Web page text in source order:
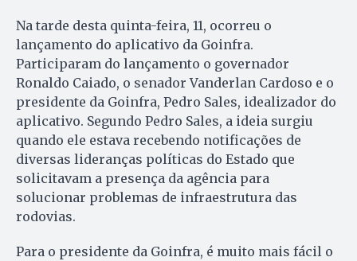
Na tarde desta quinta-feira, 11, ocorreu o
lançamento do aplicativo da Goinfra.
Participaram do lançamento o governador
Ronaldo Caiado, o senador Vanderlan Cardoso e o
presidente da Goinfra, Pedro Sales, idealizador do
aplicativo. Segundo Pedro Sales, a ideia surgiu
quando ele estava recebendo notificações de
diversas lideranças políticas do Estado que
solicitavam a presença da agência para
solucionar problemas de infraestrutura das
rodovias.
Para o presidente da Goinfra, é muito mais fácil o